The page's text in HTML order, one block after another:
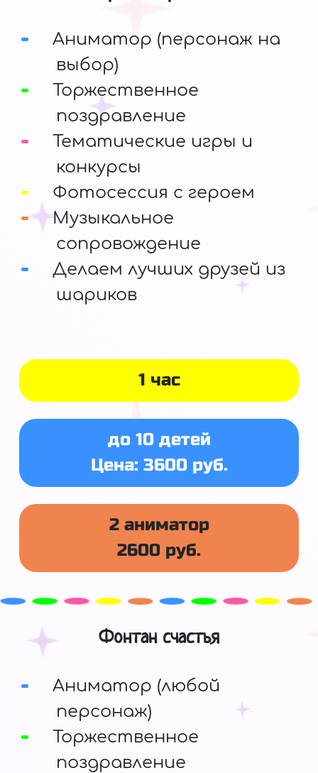
1 час
до 10 детей
Цена: 3600 руб.
2 аниматор
2600 руб.
Аниматор (персонаж на
выбор)
Торжественное
поздравление
Тематические игры и
конкурсы
Фотосессия с героем
Музыкальное
сопровождение
Делаем лучших друзей из
шариков
Фонтан счастья
Аниматор (любой
персонаж)
Торжественное
поздравление